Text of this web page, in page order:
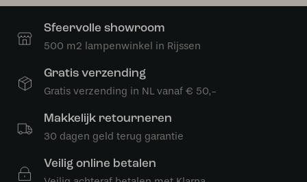
Sfeervolle showroom
500 m2 lampenwinkel in Rijssen
Gratis verzending
Gratis verzending in NL vanaf € 50,-
Makkelijk retourneren
30 dagen geld terug garantie
Veilig online betalen